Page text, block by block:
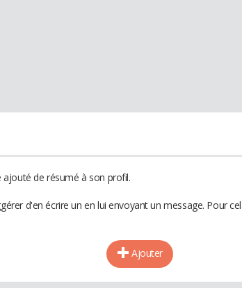
ajouté de résumé à son profil.
d'en écrire un en lui envoyant un message. Pour
Ajouter